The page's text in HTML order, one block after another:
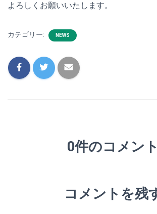
よろしくお願いいたします。
カテゴリー: NEWS
0件のコメント
コメントを残